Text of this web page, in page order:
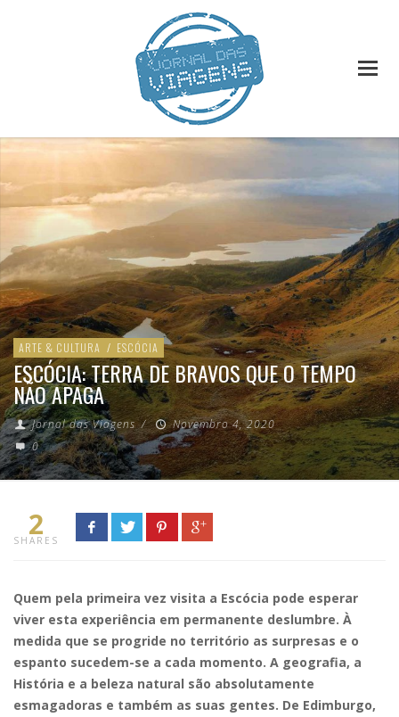
ARTE & CULTURA / ESCÓCIA
ESCÓCIA: TERRA DE BRAVOS QUE O TEMPO
NÃO APAGA
Jornal das Viagens /
Novembro 4, 2020
0
2
SHARES
Quem pela primeira vez visita a Escócia pode esperar
viver esta experiência em permanente deslumbre. À
medida que se progride no território as surpresas e o
espanto sucedem-se a cada momento. A geografia, a
História e a beleza natural são absolutamente
esmagadoras e também as suas gentes. De Edimburgo,